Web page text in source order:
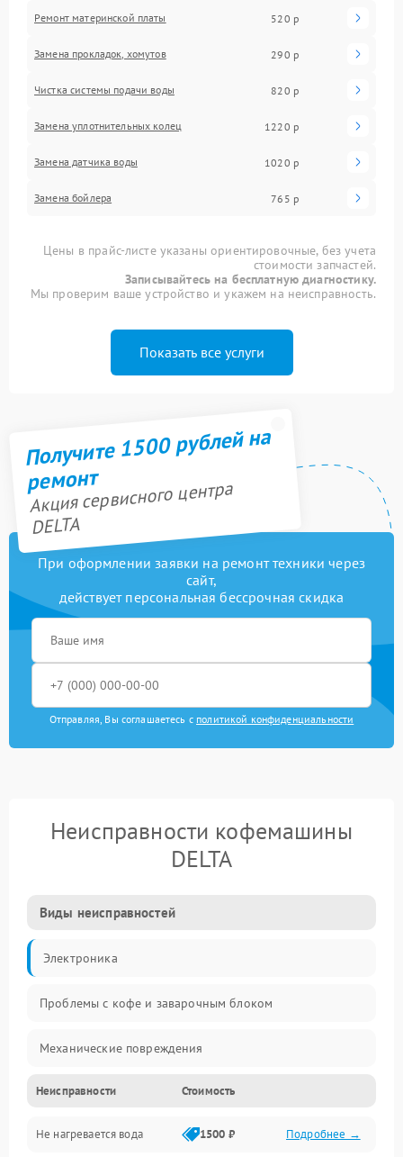
Ремонт материнской платы 520 р
Замена прокладок, хомутов 290 р
Чистка системы подачи воды 820 р
Замена уплотнительных колец 1220 р
Замена датчика воды 1020 р
Замена бойлера 765 р
Цены в прайс-листе указаны ориентировочные, без учета
стоимости запчастей.
Записывайтесь на бесплатную диагностику.
Мы проверим ваше устройство и укажем на неисправность.
Показать все услуги
Получите 1500 рублей на
ремонт
Акция сервисного центра
DELTA
При оформлении заявки на ремонт техники через
сайт,
действует персональная бессрочная скидка
Отправляя, Вы соглашаетесь с политикой конфиденциальности
Неисправности кофемашины
DELTA
Виды неисправностей
Электроника
Проблемы с кофе и заварочным блоком
Механические повреждения
Прочие неисправности
Включение и работа
Неисправности Стоимость
Не нагревается вода 1500 ₽ Подробнее →